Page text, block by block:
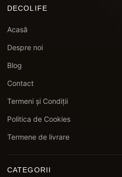
DECOLIFE
Acasă
Despre noi
Blog
Contact
Termeni și Condiții
Politica de Cookies
Termene de livrare
CATEGORII